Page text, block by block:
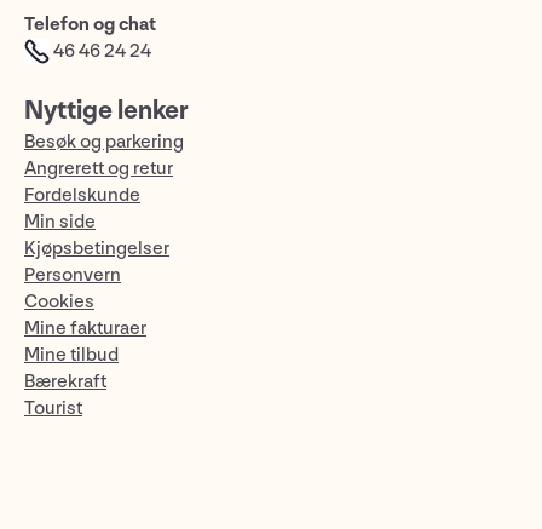
Telefon og chat
46 46 24 24
Nyttige lenker
Besøk og parkering
Angrerett og retur
Fordelskunde
Min side
Kjøpsbetingelser
Personvern
Cookies
Mine fakturaer
Mine tilbud
Bærekraft
Tourist